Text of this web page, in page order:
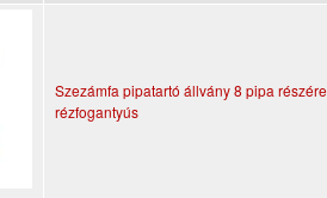
Szezámfa pipatartó állvány 8 pipa
rézfogantyús